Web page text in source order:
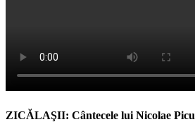
ZICĂLAŞII: Cântecele lui Nicolae Picu